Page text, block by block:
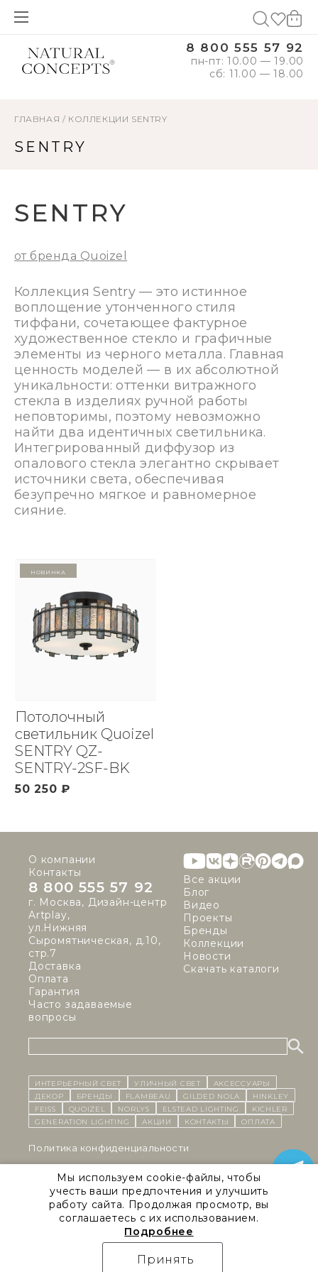
8 800 555 57 92
пн-пт: 10.00 — 19.00
сб: 11.00 — 18.00
ГЛАВНАЯ / КОЛЛЕКЦИИ SENTRY
SENTRY
SENTRY
от бренда Quoizel
Коллекция Sentry — это истинное
воплощение утонченного стиля
тиффани, сочетающее фактурное
художественное стекло и графичные
элементы из черного металла. Главная
ценность моделей — в их абсолютной
уникальности: оттенки витражного
стекла в изделиях ручной работы
неповторимы, поэтому невозможно
найти два идентичных светильника.
Интегрированный диффузор из
опалового стекла элегантно скрывает
источники света, обеспечивая
безупречно мягкое и равномерное
сияние.
Новинка
Потолочный
светильник Quoizel
SENTRY QZ-
SENTRY-2SF-BK
50 250 ₽
О компании
Контакты
8 800 555 57 92
г. Москва, Дизайн-центр
Artplay,
ул.Нижняя
Сыромятническая, д.10,
стр.7
Доставка
Оплата
Гарантия
Часто задаваемые
вопросы
Все акции
Блог
Видео
Проекты
Бренды
Коллекции
Новости
Скачать каталоги
ИНТЕРЬЕРНЫЙ СВЕТ уличный СВЕТ
Аксессуары
декор
бренды Flambeau Gilded Nola
Hinkley
Feiss
Quoizel Norlys Elstead Lighting
Kichler
Generation Lighting
Акции контакты Оплата
Политика конфиденциальности
Cоглашение на обработку персональных данных
Публичная оферта
Natural Concepts 2026 © Все права защищены
Мы используем cookie-файлы, чтобы
учесть ваши предпочтения и улучшить
работу сайта. Продолжая просмотр, вы
соглашаетесь с их использованием.
Подробнее
Принять